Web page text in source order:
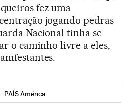
fez uma
jogando pedras
Nacional tinha se
o caminho livre a eles,
PAÍS América